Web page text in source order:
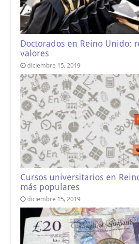
Doctorados en Reino Unido:
valores
diciembre 15, 2019
Cursos universitarios en
más populares
diciembre 15, 2019